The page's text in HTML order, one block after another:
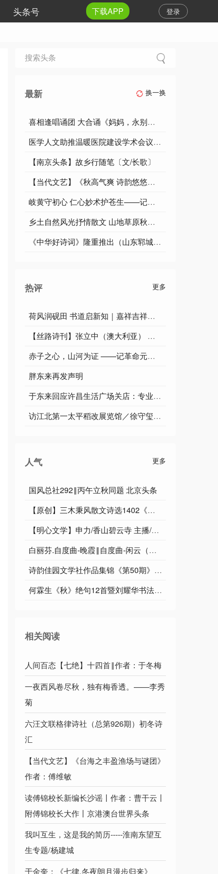
登录
头条号 下载APP
最新 换一换
喜相逢唱诵团 大合诵《妈妈，永别了》作者：女人月亮
医学人文助推温暖医院建设学术会议在河北医大一院举行
【南京头条】故乡行随笔〔文/长歌〕
【当代文艺】《秋高气爽 诗韵悠悠》作者：王洪江
岐黄守初心 仁心妙术护苍生——记中医执业医师蒋云卿
乡土自然风光抒情散文 山地草原秋日凝香
《中华好诗词》隆重推出（山东郓城）著名作家诗人梁邦焕先生《七律.闺女回娘家……》（2026年第71期）敬请雅鉴
热评 更多
荷风润砚田 书道启新知｜嘉祥吉祥文苑书研会书法大课堂暨作品点评活动圆满举办
【丝路诗刊】张立中（澳大利亚） ▏《张立中百字诗诵读周诗歌欣赏》
赤子之心，山河为证 ——记革命元勋李井泉的四川岁月 纪实散文 陈学林（江西临川）
胖东来再发声明
于东来回应许昌生活广场关店：专业失误致租金失控，信仰优先于利润
访江北第一太平稻改展览馆／徐守玺（山东省临沂市）
人气 更多
国风总社292‖丙午立秋同题 北京头条
【原创】三木秉风散文诗选1402《飞英簌簌落沙汀，叠涧涓涓宕翠萍》
【明心文学】申力/香山碧云寺 主播/薇薇
白丽芬.自度曲-晚霞‖自度曲-闲云（原创首发）
诗韵佳园文学社作品集锦《第50期》-周刊
何霖生《秋》绝句12首暨刘耀华书法5幅唯美佳作欣赏∥中国桂林都市漓江诗书画社（第99期）
相关阅读
人间百态【七绝】十四首‖作者：于冬梅
一夜西风卷尽秋，独有梅香透。——李秀
菊
六汪文联格律诗社（总第926期）初冬诗
汇
【当代文艺】《台海之丰盈渔场与谜团》
作者：傅维敏
读傅锦校长新编长沙谣丨作者：曹干云丨
附傅锦校长大作丨京港澳台世界头条
我叫互生，这是我的简历-----淮南东望互
生专题/杨建城
于金奎：《七律.冬夜朗月漫步归来》